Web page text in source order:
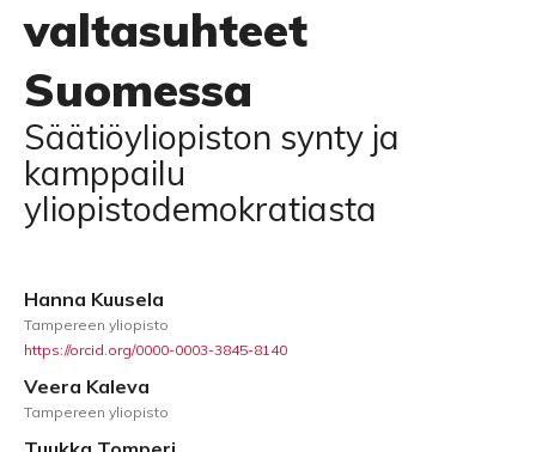
valtasuhteet
Suomessa
Säätiöyliopiston synty ja
kamppailu
yliopistodemokratiasta
Hanna Kuusela
Tampereen yliopisto
https://orcid.org/0000-0003-3845-8140
Veera Kaleva
Tampereen yliopisto